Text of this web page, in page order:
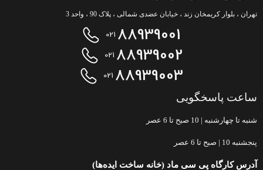
تهران ، بلوار کریمخان زند ، خیابان عضدی شمالی ، پلاک 90 ، واحد 3
88939001
021
88939002
021
88939003
021
ساعت پاسخگویی
شنبه تا چهارشنبه | 10 صبح تا 6 عصر
پنجشنبه 10 | صبح تا 6 عصر
آدرس کارگاه پی سی ماد (خانه ساخت ایده‌ها)